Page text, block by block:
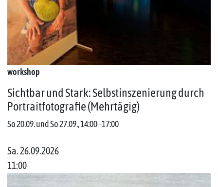
workshop
Sichtbar und Stark: Selbstinszenierung durch
Portraitfotografie (Mehrtägig)
So 20.09. und So 27.09., 14:00‒17:00
Sa. 26.09.2026
11:00